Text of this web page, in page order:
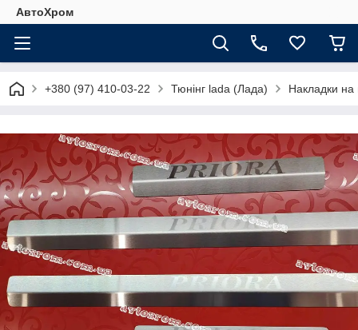
АвтоХром
+380 (97) 410-03-22 Тюнінг lada (Лада) Накладки на